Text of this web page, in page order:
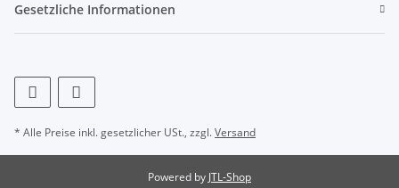
Gesetzliche Informationen
* Alle Preise inkl. gesetzlicher USt., zzgl.Versand
Powered by JTL-Shop